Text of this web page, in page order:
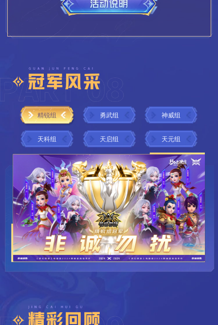
精锐组 勇武组 神威组
天科组 天启组 天元组